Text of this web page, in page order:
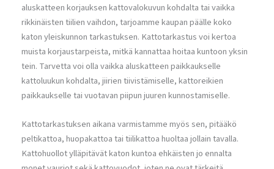
aluskatteen korjauksen kattovalokuvun kohdalta tai vaikka
rikkinäisten tiilien vaihdon, tarjoamme kaupan päälle koko
katon yleiskunnon tarkastuksen. Kattotarkastus voi kertoa
muista korjaustarpeista, mitkä kannattaa hoitaa kuntoon yksin
tein. Tarvetta voi olla vaikka aluskatteen paikkaukselle
kattoluukun kohdalta, jiirien tiivistämiselle, kattoreikien
paikkaukselle tai vuotavan piipun juuren kunnostamiselle.
Kattotarkastuksen aikana varmistamme myös sen, pitääkö
peltikattoa, huopakattoa tai tiilikattoa huoltaa jollain tavalla.
Kattohuollot ylläpitävät katon kuntoa ehkäisten jo ennalta